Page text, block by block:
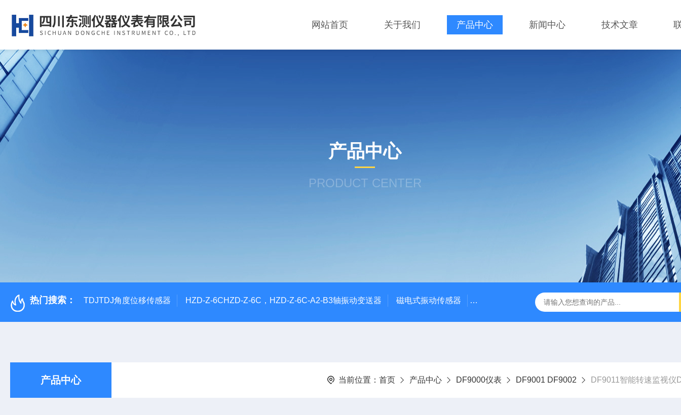
网站首页 关于我们 产品中心 新闻中心 技术文章
产品中心
PRODUCT CENTER
热门搜索： TDJTDJ角度位移传感器 HZD-Z-6CHZD-Z-6C，HZD-Z-6C-A2-B3轴振动变送器 磁电式振动传感器 NE3100电涡流位移传感器 三轴振动传感器 加速度
产品中心 当前位置： 首页 产品中心 DF9000仪表 DF9001 DF9002 DF9011智能转速监视仪